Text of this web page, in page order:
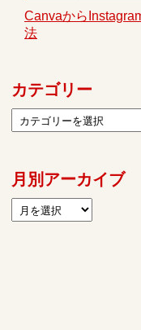
Canvaから
法
カテゴリー
月別アーカイブ